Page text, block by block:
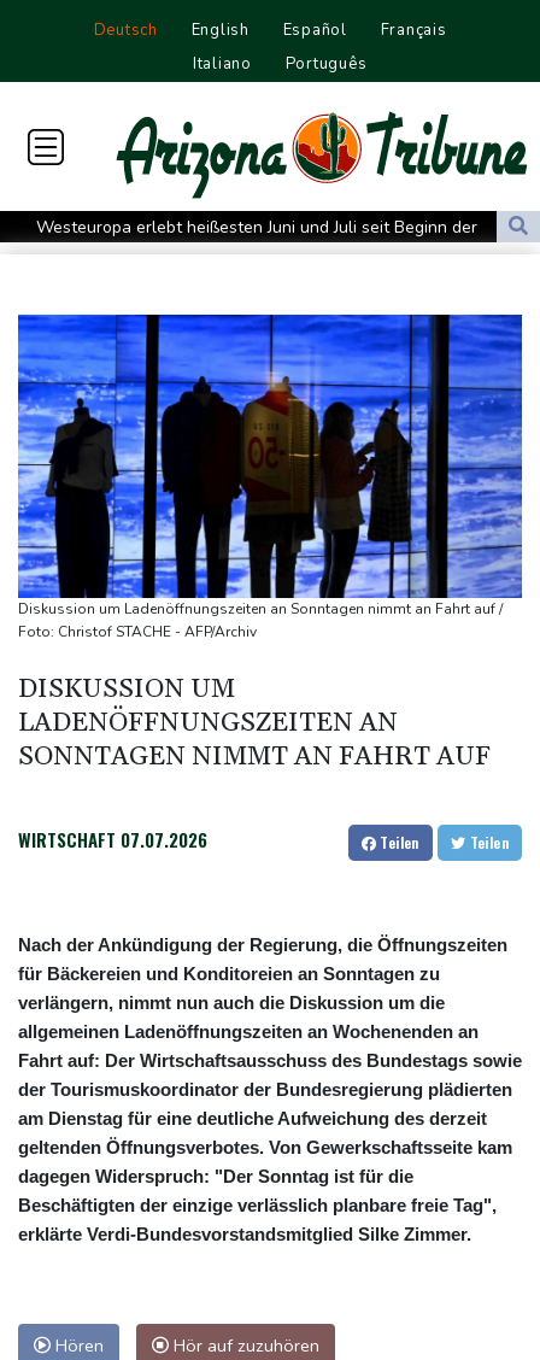
Deutsch English Español
Français
Italiano
Português
Westeuropa erlebt heißesten Juni und Juli seit Beginn der
Aufzeichnungen
davon im Gazastreifen
Trump verzichtet offenbar vorerst auf Angriffe auf Iran: "Halten
uns zurück"
Trauer um Jorge Messi: Fußballstar Lionel Messi nimmt Abschied
von seinem Vater
Nowitzki trauert um ersten NBA-Coach Nelson: "RIP, Legende"
Neuer Waldbrand in Südfrankreich: Mehr als 200
Feuerwehrleute im Einsatz
Umfrage: Mehrheit der Deutschen gegen Abschaffung der
"Rente mit 63"
Bericht: Dobrindt verdoppelt Anti-Drohnen-Einheiten der
Bundespolizei
Netanjahu lehnt von Trump unterstützten 15-Punkte-Plan für
Diskussion um Ladenöffnungszeiten an Sonntagen nimmt an Fahrt auf /
Foto: Christof STACHE - AFP/Archiv
DISKUSSION UM
LADENÖFFNUNGSZEITEN AN
SONNTAGEN NIMMT AN FAHRT AUF
WIRTSCHAFT 07.07.2026 Teilen Teilen
Nach der Ankündigung der Regierung, die Öffnungszeiten
für Bäckereien und Konditoreien an Sonntagen zu
verlängern, nimmt nun auch die Diskussion um die
allgemeinen Ladenöffnungszeiten an Wochenenden an
Fahrt auf: Der Wirtschaftsausschuss des Bundestags sowie
der Tourismuskoordinator der Bundesregierung plädierten
am Dienstag für eine deutliche Aufweichung des derzeit
geltenden Öffnungsverbotes. Von Gewerkschaftsseite kam
dagegen Widerspruch: "Der Sonntag ist für die
Beschäftigten der einzige verlässlich planbare freie Tag",
erklärte Verdi-Bundesvorstandsmitglied Silke Zimmer.
Hören Hör auf zuzuhören